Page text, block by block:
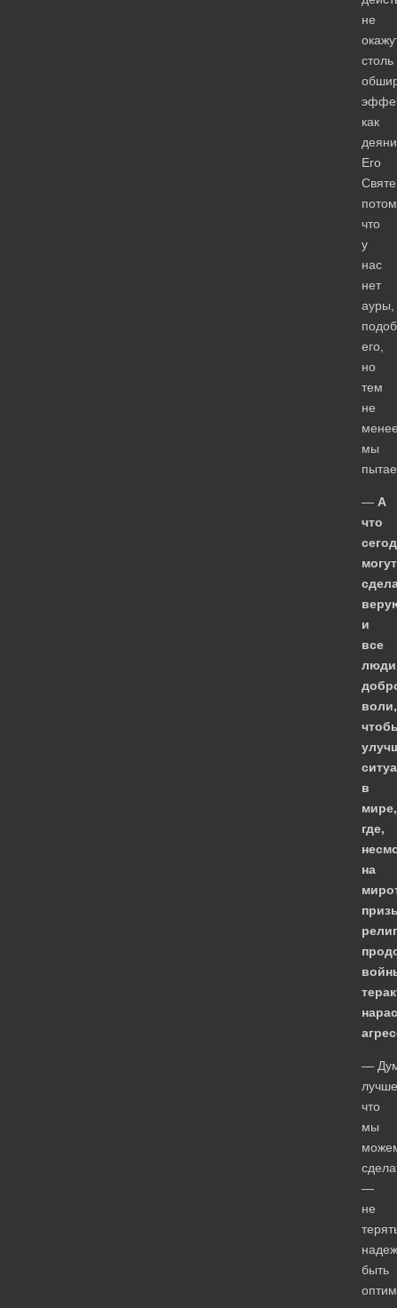
не
столь
как
Его
что
у
нас
нет
ауры,
его,
но
тем
не
мы
— А
что
могут
и
все
люди
воли,
в
мире,
где,
на
—
что
мы
—
не
быть